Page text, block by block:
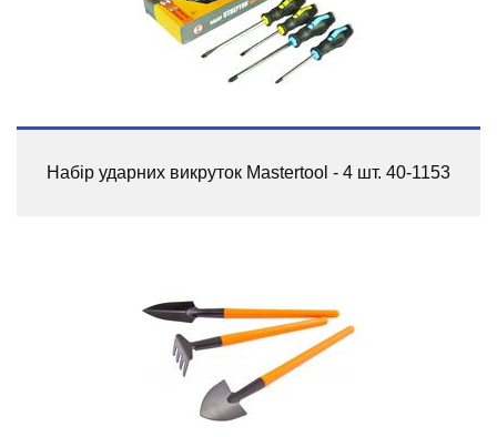
Набір ударних викруток Mastertool - 4 шт. 40-1153